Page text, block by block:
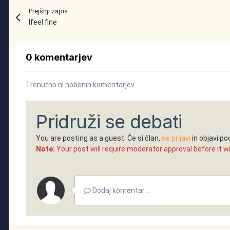
Prejšnji zapis
Ifeel fine
0 komentarjev
Trenutno ni nobenih komentarjev.
Pridruži se debati
You are posting as a guest. Če si član, se prijavi in objavi
Note: Your post will require moderator approval before it
Dodaj komentar ...